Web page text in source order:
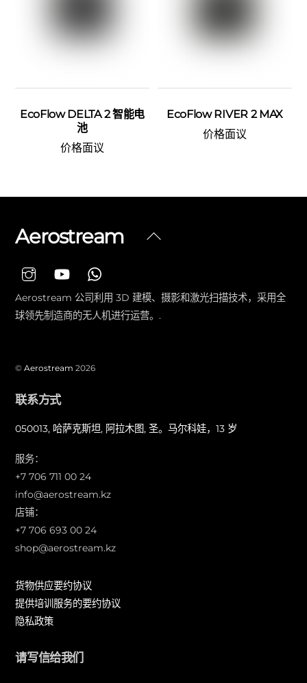
EcoFlow DELTA 2 智能电
池
价格面议
EcoFlow RIVER 2 MAX
价格面议
返
Aerostream
Aerostream 公司利用 3D 建模、摄影和激光扫描技术，采用全
球领先制造商的无人机进行运营。.
©Aerostream 2026
联系方式
050013, 哈萨克斯坦, 阿拉木图, 圣。马尔科娃，13 岁
服务：
+7 706 711 00 24
info@aerostream.kz
店铺：
+7 706 693 00 24
shop@aerostream.kz
货物供应要约协议
提供培训服务的要约协议
隐私政策
请写信给我们